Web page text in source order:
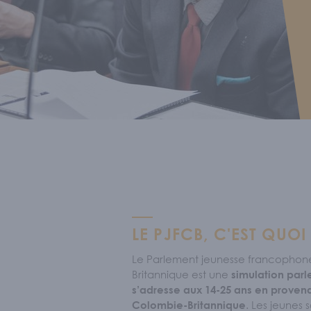
Sécurité
LE PJFCB, C'EST QUOI
Le Parlement jeunesse
Britannique est une simulation
s’adresse aux 14-25 ans en
Colombie-Britannique. Les jeunes